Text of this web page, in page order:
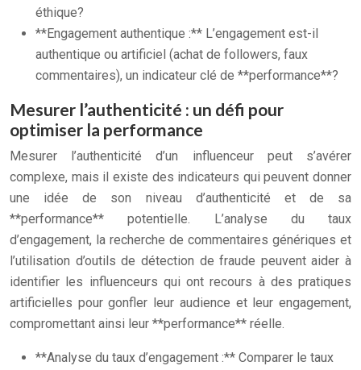
éthique?
**Engagement authentique :** L’engagement est-il
authentique ou artificiel (achat de followers, faux
commentaires), un indicateur clé de **performance**?
Mesurer l’authenticité : un défi pour
optimiser la performance
Mesurer l’authenticité d’un influenceur peut s’avérer
complexe, mais il existe des indicateurs qui peuvent donner
une idée de son niveau d’authenticité et de sa
**performance** potentielle. L’analyse du taux
d’engagement, la recherche de commentaires génériques et
l’utilisation d’outils de détection de fraude peuvent aider à
identifier les influenceurs qui ont recours à des pratiques
artificielles pour gonfler leur audience et leur engagement,
compromettant ainsi leur **performance** réelle.
**Analyse du taux d’engagement :** Comparer le taux